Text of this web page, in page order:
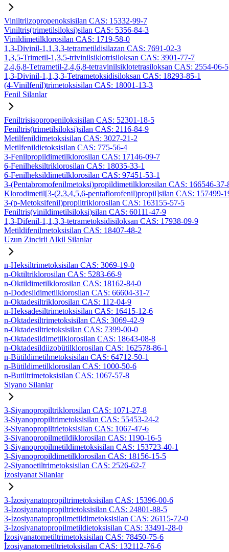
Viniltriizopropenoksisilan CAS: 15332-99-7
Viniltris(trimetilsiloksi)silan CAS: 5356-84-3
Vinildimetilklorosilan CAS: 1719-58-0
1,3-Divinil-1,1,3,3-tetrametildisilazan CAS: 7691-02-3
1,3,5-Trimetil-1,3,5-trivinilsiklotrisiloksan CAS: 3901-77-7
2,4,6,8-Tetrametil-2,4,6,8-tetravinilsiklotetrasiloksan CAS: 2554-06-5
1,3-Divinil-1,1,3,3-Tetrametoksidisiloksan CAS: 18293-85-1
(4-Vinilfenil)trimetoksisilan CAS: 18001-13-3
Fenil Silanlar
Feniltrisisopropeniloksisilan CAS: 52301-18-5
Feniltris(trimetilsiloksi)silan CAS: 2116-84-9
Metilfenildimetoksisilan CAS: 3027-21-2
Metilfenildietoksisilan CAS: 775-56-4
3-Fenilpropildimetilklorosilan CAS: 17146-09-7
6-Fenilheksiltriklorosilan CAS: 18035-33-1
6-Fenilheksildimetilklorosilan CAS: 97451-53-1
3-(Pentabromofenilmetoksi)propildimetilklorosilan CAS: 166546-37-
Klorodimetil[3-(2,3,4,5,6-pentaflorofenil)propil]silan CAS: 157499-
3-(p-Metoksifenil)propiltriklorosilan CAS: 163155-57-5
Feniltris(vinildimetilsiloksi)silan CAS: 60111-47-9
1,3-Difenil-1,1,3,3-tetrametoksidisiloksan CAS: 17938-09-9
Metildifenilmetoksisilan CAS: 18407-48-2
Uzun Zincirli Alkil Silanlar
n-Heksiltrimetoksisilan CAS: 3069-19-0
n-Oktiltriklorosilan CAS: 5283-66-9
n-Oktildimetilklorosilan CAS: 18162-84-0
n-Dodesildimetilklorosilan CAS: 66604-31-7
n-Oktadesiltriklorosilan CAS: 112-04-9
n-Heksadesiltrimetoksisilan CAS: 16415-12-6
n-Oktadesiltrimetoksisilan CAS: 3069-42-9
n-Oktadesiltrietoksisilan CAS: 7399-00-0
n-Oktadesildimetilklorosilan CAS: 18643-08-8
n-Oktadesildiizobütilklorosilan CAS: 162578-86-1
n-Bütildimetilmetoksisilan CAS: 64712-50-1
n-Bütildimetilklorosilan CAS: 1000-50-6
n-Butiltrimetoksisilan CAS: 1067-57-8
Siyano Silanlar
3-Siyanopropiltriklorosilan CAS: 1071-27-8
3-Siyanopropiltrimetoksisilan CAS: 55453-24-2
3-Siyanopropiltrietoksisilan CAS: 1067-47-6
3-Siyanopropilmetildiklorosilan CAS: 1190-16-5
3-Siyanopropilmetildimetoksisilan CAS: 153723-40-1
3-Siyanopropildimetilklorosilan CAS: 18156-15-5
2-Siyanoetiltrimetoksisilan CAS: 2526-62-7
İzosiyanat Silanlar
3-İzosiyanatopropiltrimetoksisilan CAS: 15396-00-6
3-İzosiyanatopropiltrietoksisilan CAS: 24801-88-5
3-İzosiyanatopropilmetildimetoksisilan CAS: 26115-72-0
3-İzosiyanatopropilmetildietoksisilan CAS: 33491-28-0
İzosiyanatometiltrimetoksisilan CAS: 78450-75-6
İzosiyanatometiltrietoksisilan CAS: 132112-76-6